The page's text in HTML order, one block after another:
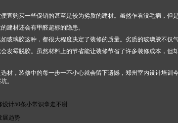
宜购买一些促销的甚至是较为劣质的建材。虽然乍看没毛病，但
建材还会有甲醛超标的隐患。
玻璃胶这种，都很大程度决定了装修的质量。劣质的玻璃胶不仅
发霉脱胶。虽然材料上的节省能让装修节省了许多装修成本，但
材，装修中的每一步一不小心就会留下遗憾，郑州室内设计培训
。
计50条小常识拿走不谢
展趋势